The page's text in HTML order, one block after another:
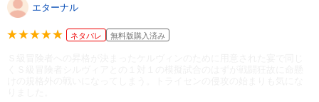
エターナル
ネタバレ 無料版購入済み